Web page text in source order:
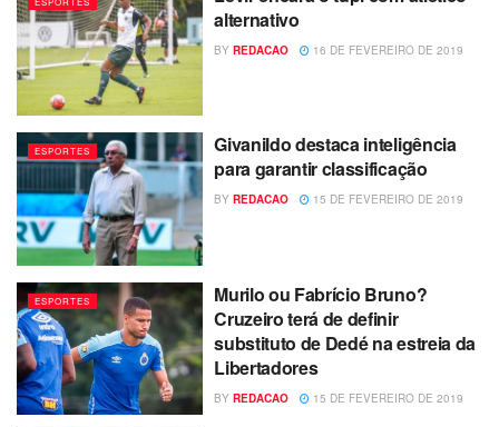
alternativo
BY REDACAO 16 DE FEVEREIRO DE 2019
ESPORTES
Givanildo destaca inteligência
para garantir classificação
BY REDACAO 15 DE FEVEREIRO DE 2019
ESPORTES
Murilo ou Fabrício Bruno?
Cruzeiro terá de definir
substituto de Dedé na estreia da
Libertadores
BY REDACAO 15 DE FEVEREIRO DE 2019